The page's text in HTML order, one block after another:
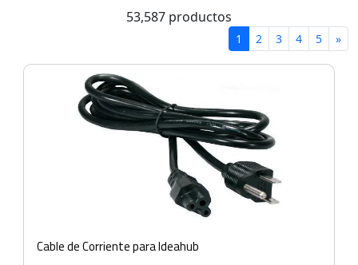
53,587 productos
1 2 3 4 5 »
Cable de Corriente para Ideahub